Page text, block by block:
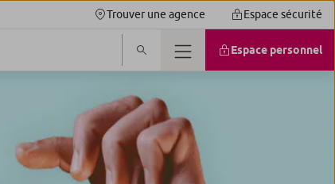
Trouver une agence Espace sécurité
Espace personnel